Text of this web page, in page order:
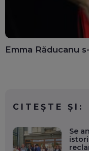
Emma Răducanu
CITEȘTE ȘI:
Se